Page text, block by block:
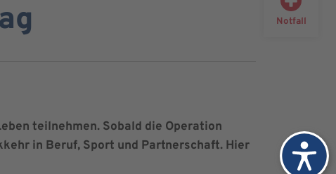
Notfall
teilnehmen. Sobald die Operation
in Beruf, Sport und Partnerschaft. Hier